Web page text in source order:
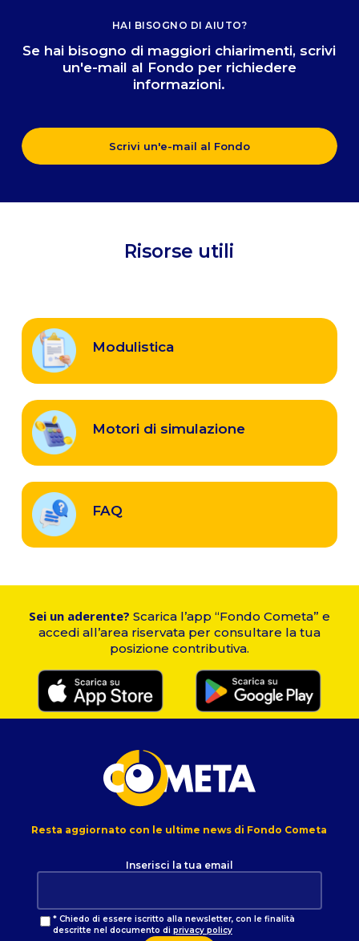
HAI BISOGNO DI AIUTO?
Se hai bisogno di maggiori chiarimenti, scrivi
un'e-mail al Fondo per richiedere
informazioni.
Scrivi un'e-mail al Fondo
Risorse utili
Modulistica
Modulistica
Motori
simulazione
Motori di simulazione
FAQ
FAQ
Sei un aderente? Scarica l’app “Fondo Cometa” e
accedi all’area riservata per consultare la tua
posizione contributiva.
Resta aggiornato con le ultime news di Fondo Cometa
Inserisci la tua email
* Chiedo di essere iscritto alla newsletter, con le finalità
descritte nel documento di privacy policy